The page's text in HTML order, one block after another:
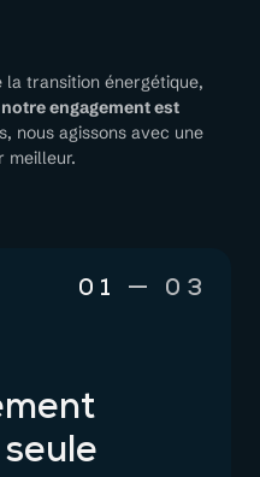
la transition énergétique,
notre engagement est
nous agissons avec une
meilleur.
01 03